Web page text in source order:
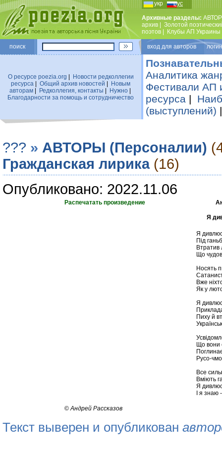
укр рус
Архивные разделы:
архив
Золотой
поэтов
Клубы АП Украины
поиск вход для авторов
О ресурсе poezia.org
Новости редколлегии
ресурса
Общий архив новостей
Новым
авторам| Редколлегия, контакты Нужно|
Благодарности за помощь и сотрудничество
Аналитика
Фестивали АП
ресурса |
(выступлений)
??? » АВТОРЫ (Персоналии)
Гражданская лирика (16)
Опубликовано: 2022.11.06
Распечатать произведение
Я
Я
Під
Втратив
Що
Носять
Вже
Як у
Я
Пиху й
Що вони
Русо-
Все
Вміють
Я
І я знаю
©Андрей Рассказов
Текст выверен и опубликован